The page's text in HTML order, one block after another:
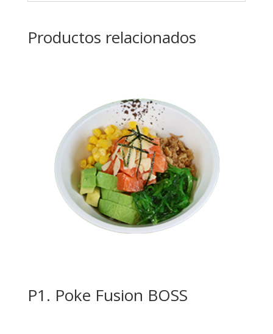
Productos relacionados
P1. Poke Fusion BOSS